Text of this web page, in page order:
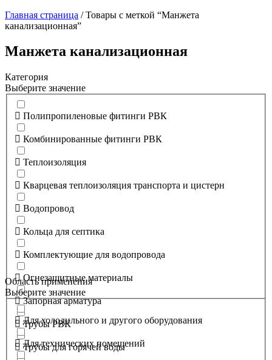
Главная страница /Товары с меткой “Манжета
канализационная”
Манжета канализационная
Категория
Выберите значение
Полипропиленовые фитинги РВК
Комбинированные фитинги РВК
Теплоизоляция
Кварцевая теплоизоляция транспорта и цистерн
Водопровод
Кольца для септика
Комплектующие для водопровода
Огнезащитные материалы
Запорная арматура
Трубы РВК
Трубы для горячей воды
Область применения
Выберите значение
Для холодильного и другого оборудования
Для технических помещений